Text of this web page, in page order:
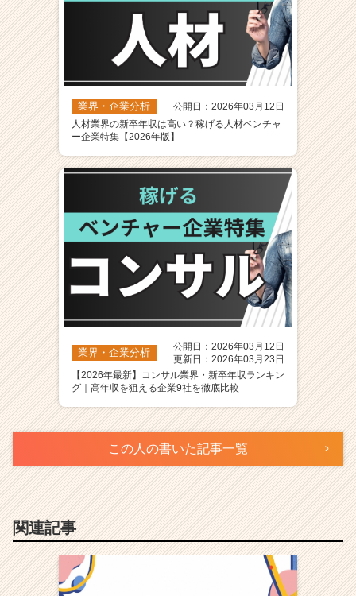
業界・企業分析
公開日：2026年03月12日
人材業界の新卒年収は高い？稼げる人材ベンチャ
ー企業特集【2026年版】
業界・企業分析
公開日：2026年03月12日
更新日：2026年03月23日
【2026年最新】コンサル業界・新卒年収ランキン
グ｜高年収を狙える企業9社を徹底比較
この人の書いた記事一覧
関連記事